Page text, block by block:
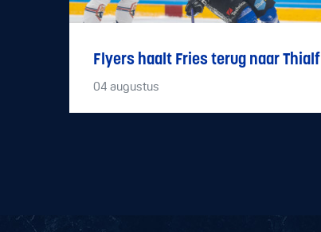
Flyers haalt Fries terug naar Thialf
04 augustus